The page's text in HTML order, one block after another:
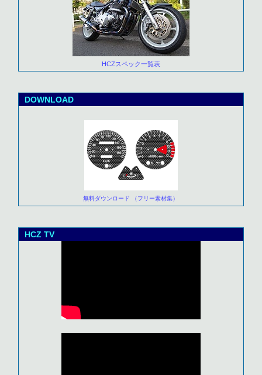
HCZスペック一覧表
DOWNLOAD
無料ダウンロード （フリー素材集）
HCZ TV